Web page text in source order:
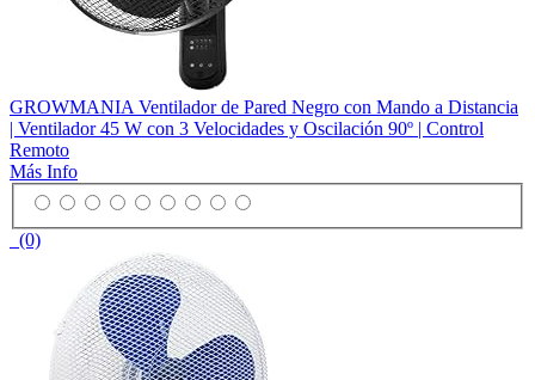
GROWMANIA Ventilador de Pared Negro con Mando a Distancia
| Ventilador 45 W con 3 Velocidades y Oscilación 90º | Control
Remoto
Más Info
(0)